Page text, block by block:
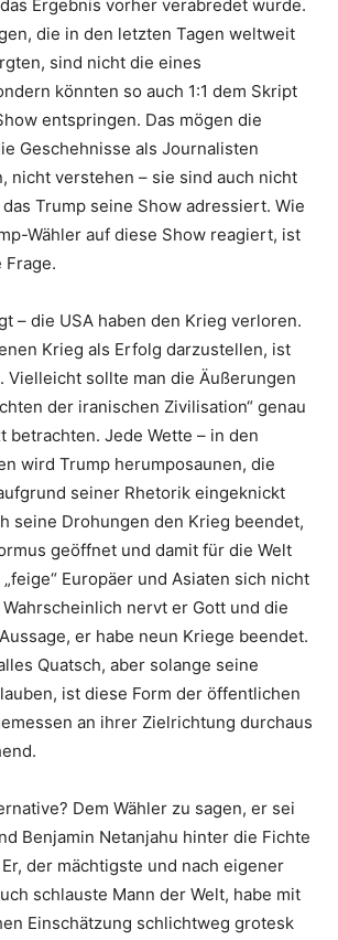
Ergebnis vorher verabredet wurde.
die in den letzten Tagen weltweit
sind nicht die eines
könnten so auch 1:1 dem Skript
entspringen. Das mögen die
Geschehnisse als Journalisten
nicht verstehen – sie sind auch nicht
Trump seine Show adressiert. Wie
Wähler auf diese Show reagiert, ist
Frage.
– die USA haben den Krieg verloren.
Krieg als Erfolg darzustellen, ist
Vielleicht sollte man die Äußerungen
der iranischen Zivilisation“ genau
betrachten. Jede Wette – in den
wird Trump herumposaunen, die
seiner Rhetorik eingeknickt
seine Drohungen den Krieg beendet,
geöffnet und damit für die Welt
Europäer und Asiaten sich nicht
nervt er Gott und die
er habe neun Kriege beendet.
Quatsch, aber solange seine
ist diese Form der öffentlichen
an ihrer Zielrichtung durchaus
Dem Wähler zu sagen, er sei
Benjamin Netanjahu hinter die Fichte
der mächtigste und nach eigener
schlauste Mann der Welt, habe mit
Einschätzung schlichtweg grotesk